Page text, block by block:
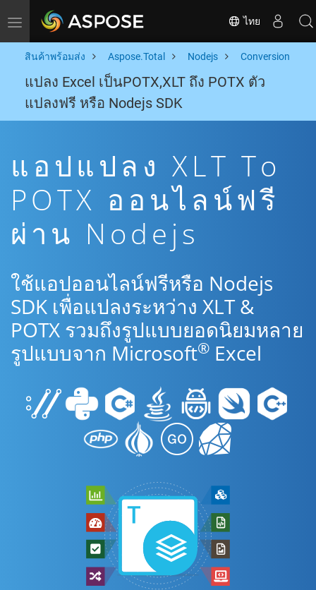
Toggle navigation ไทย
สินค้าพร้อมส่ง Aspose.Total Nodejs Conversion
แปลง Excel เป็นPOTX,XLT ถึง POTX ตัว
แปลงฟรี หรือ Nodejs SDK
แอปแปลง XLT To
POTX ออนไลน์ฟรี
ผ่าน Nodejs
ใช้แอปออนไลน์ฟรีหรือ Nodejs
SDK เพื่อแปลงระหว่าง XLT &
POTX รวมถึงรูปแบบยอดนิยมหลาย
รูปแบบจาก Microsoft® Excel